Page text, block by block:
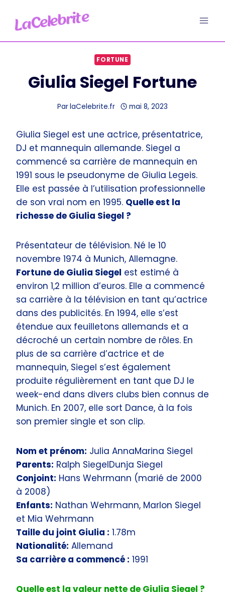
contenu
FORTUNE
Giulia Siegel Fortune
ParlaCelebrite.fr mai 8, 2023
Giulia Siegel est une actrice, présentatrice,
DJ et mannequin allemande. Siegel a
commencé sa carrière de mannequin en
1991 sous le pseudonyme de Giulia Legeis.
Elle est passée à l’utilisation professionnelle
de son vrai nom en 1995. Quelle est la
richesse de Giulia Siegel ?
Présentateur de télévision. Né le 10
novembre 1974 à Munich, Allemagne.
Fortune de Giulia Siegel est estimé à
environ 1,2 million d’euros. Elle a commencé
sa carrière à la télévision en tant qu’actrice
dans des publicités. En 1994, elle s’est
étendue aux feuilletons allemands et a
décroché un certain nombre de rôles. En
plus de sa carrière d’actrice et de
mannequin, Siegel s’est également
produite régulièrement en tant que DJ le
week-end dans divers clubs bien connus de
Munich. En 2007, elle sort Dance, à la fois
son premier single et son clip.
Nom et prénom: Julia AnnaMarina Siegel
Parents: Ralph SiegelDunja Siegel
Conjoint: Hans Wehrmann (marié de 2000
à 2008)
Enfants: Nathan Wehrmann, Marlon Siegel
et Mia Wehrmann
Taille du joint Giulia : 1.78m
Nationalité: Allemand
Sa carrière a commencé : 1991
Quelle est la valeur nette de Giulia Siegel ?